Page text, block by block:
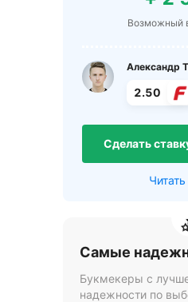
Возможный
Александр
2.50
Сделать
Самые
Букмекеры с
надежности по